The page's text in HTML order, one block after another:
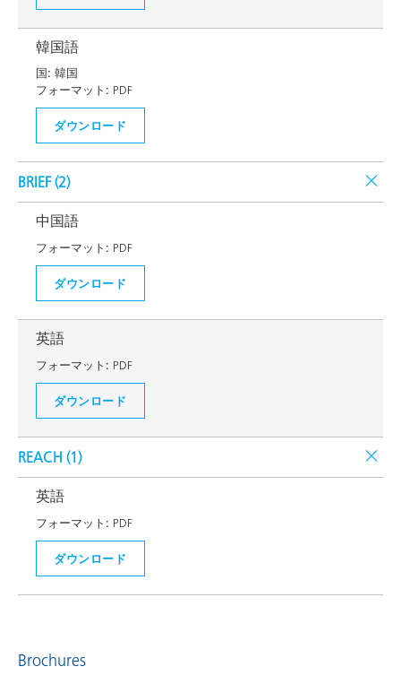
韓国語
国: 韓国
フォーマット: PDF
ダウンロード
BRIEF (2)
中国語
フォーマット: PDF
ダウンロード
英語
フォーマット: PDF
ダウンロード
REACH (1)
英語
フォーマット: PDF
ダウンロード
Brochures